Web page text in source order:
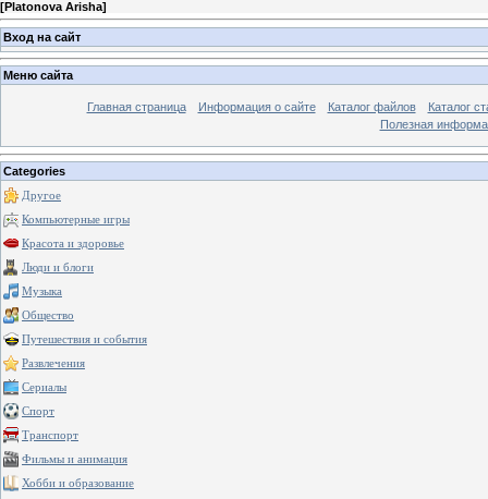
[Platonova Arisha]
Вход на сайт
Меню сайта
Главная страница Информация о сайте Каталог файлов
Каталог
Полезная
Categories
Другое
Компьютерные игры
Красота и здоровье
Люди и блоги
Музыка
Общество
Путешествия и события
Развлечения
Сериалы
Спорт
Транспорт
Фильмы и анимация
Хобби и образование